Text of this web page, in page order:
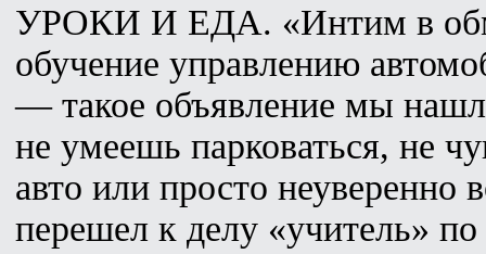
УРОКИ И ЕДА. «Интим в
обучение управлению
— такое объявление мы
не умеешь парковаться, не
авто или просто неуверенно
перешел к делу «учитель»